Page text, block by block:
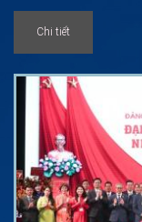
Chi tiết